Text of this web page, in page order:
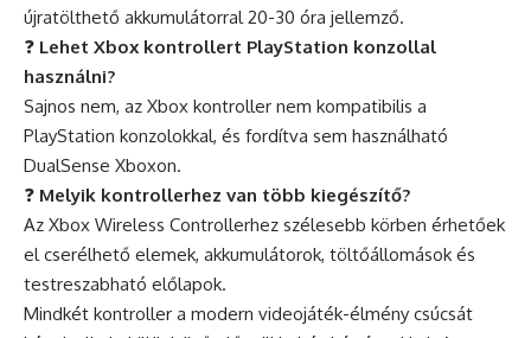
újratölthető akkumulátorral 20-30 óra jellemző.
❓ Lehet Xbox kontrollert PlayStation konzollal
használni?
Sajnos nem, az Xbox kontroller nem kompatibilis a
PlayStation konzolokkal, és fordítva sem használható
DualSense Xboxon.
❓ Melyik kontrollerhez van több kiegészítő?
Az Xbox Wireless Controllerhez szélesebb körben érhetőek
el cserélhető elemek, akkumulátorok, töltőállomások és
testreszabható előlapok.
Mindkét kontroller a modern videojáték-élmény csúcsát